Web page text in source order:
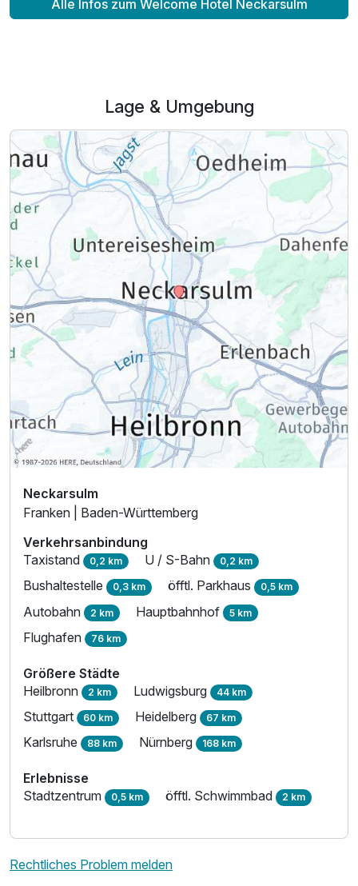
Alle Infos zum Welcome Hotel Neckarsulm
Lage & Umgebung
Neckarsulm
Franken | Baden-Württemberg
Verkehrsanbindung
Taxistand 0,2 km U / S-Bahn 0,2 km
Bushaltestelle 0,3 km öfftl. Parkhaus 0,5 km
Autobahn 2 km Hauptbahnhof 5 km
Flughafen 76 km
Größere Städte
Heilbronn 2 km Ludwigsburg 44 km
Stuttgart 60 km Heidelberg 67 km
Karlsruhe 88 km Nürnberg 168 km
Erlebnisse
Stadtzentrum 0,5 km öfftl. Schwimmbad 2 km
Rechtliches Problem melden